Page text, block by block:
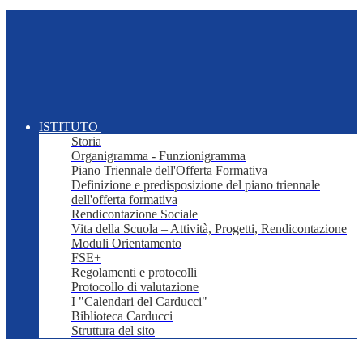
ISTITUTO
Storia
Organigramma - Funzionigramma
Piano Triennale dell'Offerta Formativa
Definizione e predisposizione del piano triennale
dell'offerta formativa
Rendicontazione Sociale
Vita della Scuola – Attività, Progetti, Rendicontazione
Moduli Orientamento
FSE+
Regolamenti e protocolli
Protocollo di valutazione
I "Calendari del Carducci"
Biblioteca Carducci
Struttura del sito